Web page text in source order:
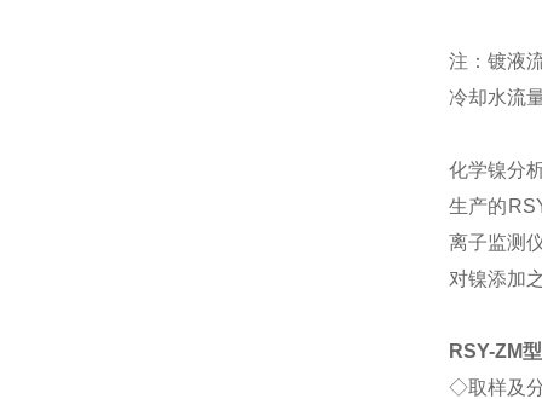
注：镀液
冷却水流
化学镍分
生产的
离子监测
对镍添加
RSY-ZM
◇取样及